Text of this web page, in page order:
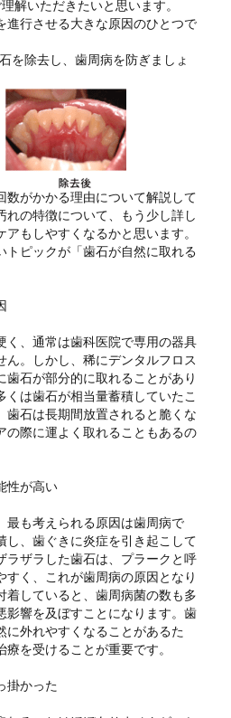
解いただきたいと思います。
進行させる大きな原因のひとつで
を除去し、歯周病を防ぎましょ
数がかかる理由について解説して
れの特徴について、もう少し詳し
アもしやすくなるかと思います。
トピックが「歯石が自然に取れる
く、通常は歯科医院で専用の器具
ん。しかし、稀にデンタルフロス
歯石が部分的に取れることがあり
くは歯石が相当量蓄積していたこ
歯石は長期間放置されると脆くな
の際に運よく取れることもあるの
性が高い
最も考えられる原因は歯周病で
し、歯ぐきに炎症を引き起こして
ラザラした歯石は、プラークと呼
すく、これが歯周病の原因となり
着していると、歯周病菌の数も多
影響を及ぼすことになります。歯
に外れやすくなることがあるた
を受けることが重要です。
掛かった